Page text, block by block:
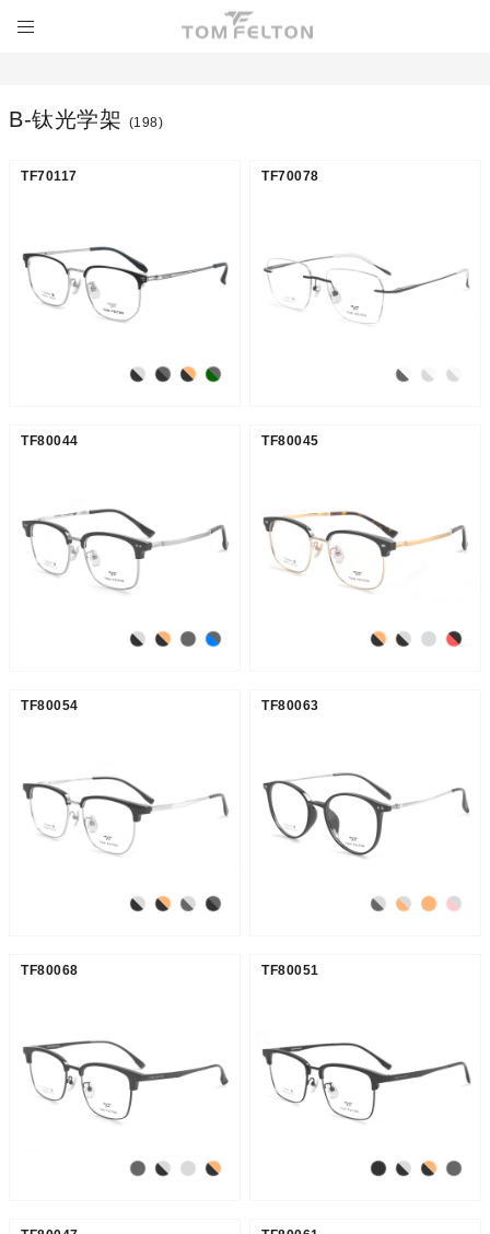
Β-钛光学架 (198)
TF70117 TF70078
TF80044 TF80045
TF80054 TF80063
TF80068 TF80051